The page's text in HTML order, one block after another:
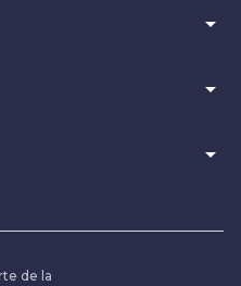
arrow_drop_down
arrow_drop_down
arrow_drop_down
de la